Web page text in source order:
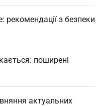
рекомендації з безпеки
поширені
актуальних